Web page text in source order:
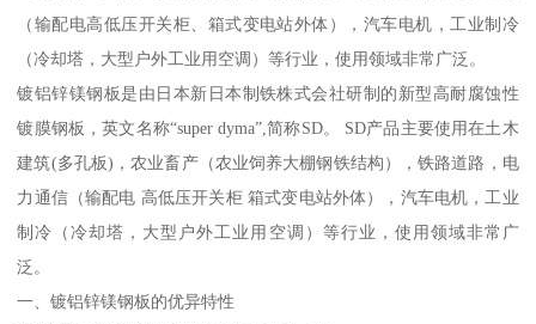
（输配电高低压开关柜、箱式变电站外体），汽车电机，工业制冷
（冷却塔，大型户外工业用空调）等行业，使用领域非常广泛。
镀铝锌镁钢板是由日本新日本制铁株式会社研制的新型高耐腐蚀性
镀膜钢板，英文名称“super dyma”,简称SD。 SD产品主要使用在土木
建筑(多孔板)，农业畜产（农业饲养大棚钢铁结构），铁路道路，电
力通信（输配电 高低压开关柜 箱式变电站外体），汽车电机，工业
制冷（冷却塔，大型户外工业用空调）等行业，使用领域非常广
泛。
一、镀铝锌镁钢板的优异特性